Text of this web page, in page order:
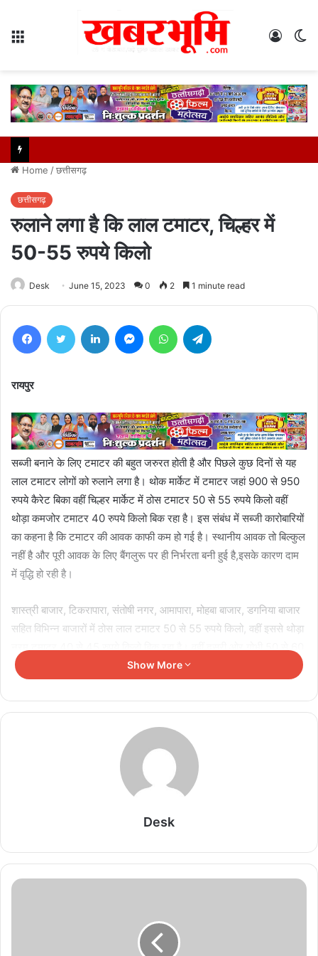
Log
Home /छत्तीसगढ़
छत्तीसगढ़
रुलाने लगा है कि लाल टमाटर, चिल्हर में
50-55 रुपये किलो
Desk June 15, 2023 0 2 1 minute read
FacebookTwitter LinkedIn MessengerWhatsApp
रायपुर
सब्जी बनाने के लिए टमाटर की बहुत जरुरत होती है और पिछले कुछ दिनों से यह
लाल टमाटर लोगों को रुलाने लगा है। थोक मार्केट में टमाटर जहां 900 से 950
रुपये कैरेट बिका वहीं चिल्हर मार्केट में ठोस टमाटर 50 से 55 रुपये किलो वहीं
थोड़ा कमजोर टमाटर 40 रुपये किलो बिक रहा है। इस संबंध में सब्जी कारोबारियों
का कहना है कि टमाटर की आवक काफी कम हो गई है। स्थानीय आवक तो बिल्कुल
नहीं है और पूरी आवक के लिए बैंगलुरू पर ही निर्भरता बनी हुई है,इसके कारण दाम
में वृद्धि हो रही है।
शास्त्री बाजार, टिकरापारा, संतोषी नगर, आमापारा, मोहबा बाजार, डगनिया बाजार
सहित विभिन्न बाजारों में ठोस लाल टमाटर 50 से 55 रुपये किलो, वहीं इससे थोड़ा
रुपये किलो, भिंडी 40 रुपये किलो, बैगन 30 रुपये किलो, लौकी 30 रुपये किलो
बिक रहा। लहसून की कीमतों में भी जबरदस्त बढ़ोतरी हो गई है और थोक में ही यह
120 रुपये किलो और चिल्हर में 160 रुपये किलो तक बिक रही है। इसी प्रकार
138 करोड़ की लागत से नांदघाट-मुंगेली रोड होगा फोरलेन
एनडीएमए एवं एनडीआरएफ की संयुक्त बैठक सम्पन्न
August 7, 2026
August 7, 2026
Show More
Desk